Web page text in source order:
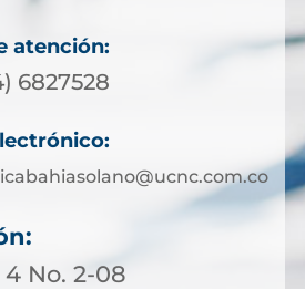
atención:
6827528
No. 2-08